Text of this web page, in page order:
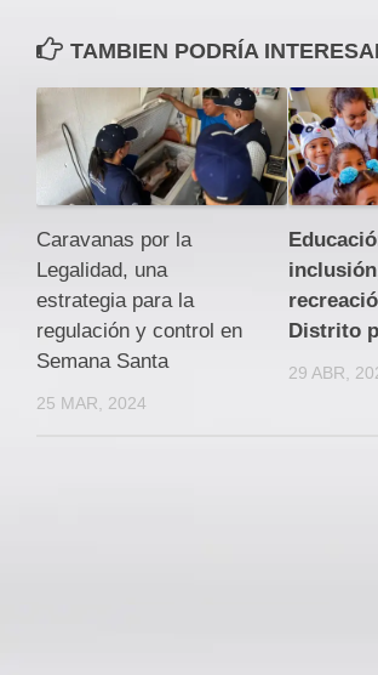
TAMBIEN PODRÍA
Caravanas por la
Legalidad, una
estrategia para la
regulación y control en
Semana Santa
25 MAR, 2024
Distrito
29 ABR,